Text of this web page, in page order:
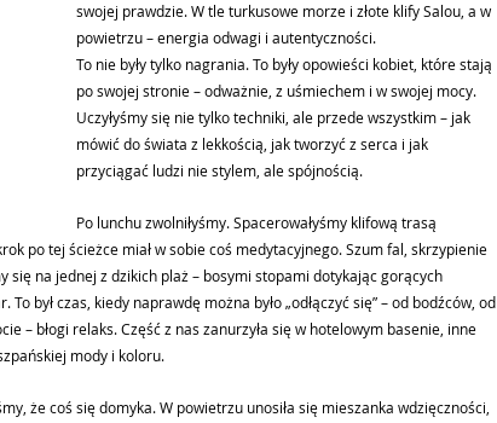
swojej prawdzie. W tle turkusowe morze i złote klify Salou, a w
powietrzu – energia odwagi i autentyczności.
To nie były tylko nagrania. To były opowieści kobiet, które stają
po swojej stronie – odważnie, z uśmiechem i w swojej mocy.
Uczyłyśmy się nie tylko techniki, ale przede wszystkim – jak
mówić do świata z lekkością, jak tworzyć z serca i jak
przyciągać ludzi nie stylem, ale spójnością.
Po lunchu zwolniłyśmy. Spacerowałyśmy klifową trasą
po tej ścieżce miał w sobie coś medytacyjnego. Szum fal, skrzypienie
się na jednej z dzikich plaż – bosymi stopami dotykając gorących
był czas, kiedy naprawdę można było „odłączyć się” – od bodźców, od
– błogi relaks. Część z nas zanurzyła się w hotelowym basenie, inne
mody i koloru.
że coś się domyka. W powietrzu unosiła się mieszanka wdzięczności,